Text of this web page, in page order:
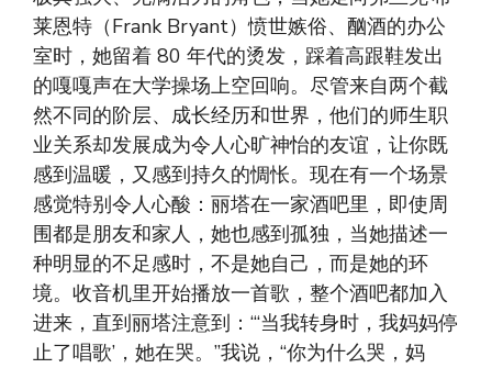
莱恩特（Frank Bryant）愤世嫉俗、酗酒的办公
室时，她留着 80 年代的烫发，踩着高跟鞋发出
的嘎嘎声在大学操场上空回响。尽管来自两个截
然不同的阶层、成长经历和世界，他们的师生职
业关系却发展成为令人心旷神怡的友谊，让你既
感到温暖，又感到持久的惆怅。现在有一个场景
感觉特别令人心酸：丽塔在一家酒吧里，即使周
围都是朋友和家人，她也感到孤独，当她描述一
种明显的不足感时，不是她自己，而是她的环
境。收音机里开始播放一首歌，整个酒吧都加入
进来，直到丽塔注意到：“‘当我转身时，我妈妈停
止了唱歌’，她在哭。”我说，“你为什么哭，妈